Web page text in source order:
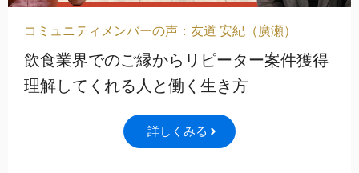
コミュニティメンバーの声：友道 安紀（廣瀬）
飲食業界でのご縁からリピーター案件獲得
理解してくれる人と働く生き方
詳しくみる